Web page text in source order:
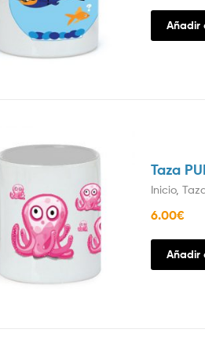
Añadir
Taza
Inicio,
6.00€
Añadir